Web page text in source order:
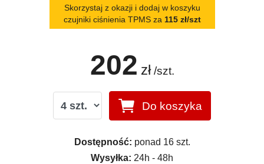
Skorzystaj z okazji i dodaj w koszyku
czujniki ciśnienia TPMS za 115 zł/szt
202 zł /szt.
Do koszyka
Dostępność: ponad 16 szt.
Wysyłka: 24h - 48h